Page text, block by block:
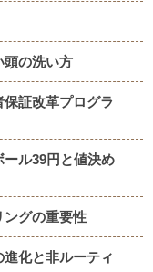
頭の洗い方
証改革プログラ
ル39円と値決め
ングの重要性
化と非ルーティ